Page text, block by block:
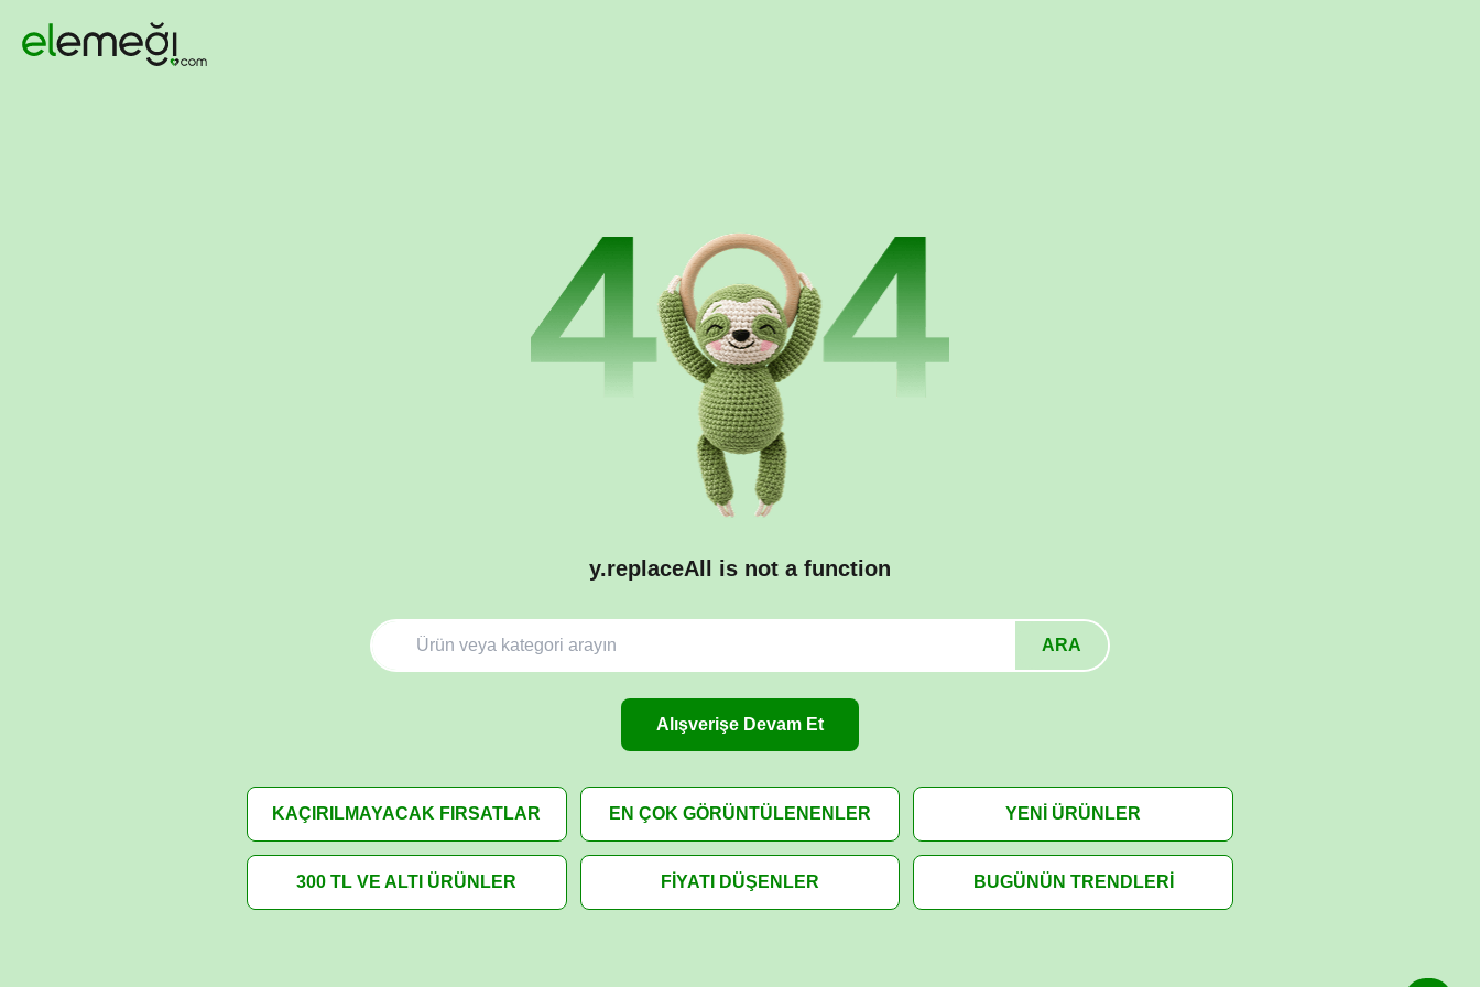
y.replaceAll is not a function
ARA
Alışverişe Devam Et
KAÇIRILMAYACAK FIRSATLAR EN ÇOK GÖRÜNTÜLENENLER YENİ ÜRÜNLER
300 TL VE ALTI ÜRÜNLER FİYATI DÜŞENLER BUGÜNÜN TRENDLERİ